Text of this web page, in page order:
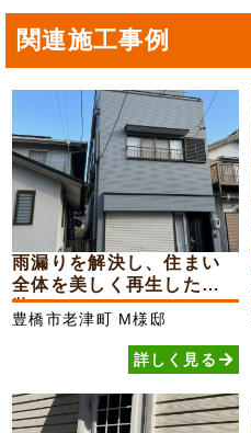
関連施工事例
雨漏りを解決し、住まい
全体を美しく再生した外
装...
豊橋市老津町 M様邸
詳しく見る